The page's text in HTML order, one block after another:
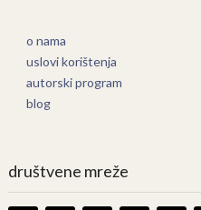
o nama
uslovi korištenja
autorski program
blog
društvene mreže